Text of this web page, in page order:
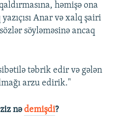
həmişə ona
Anar və xalq şairi
söyləməsinə ancaq
təbrik edir və gələn
arzu edirik."
nədemişdi?